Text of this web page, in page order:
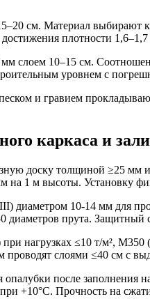
см. Материал
плотности 1,6–1,7
слоем 10–15 см.
уровнем с
и гравием
каркаса и
доску толщиной ≥25 мм
на 1 м высоты. Установку
диаметром 10-14 мм для
прута.
нагрузках ≤10 т/м²,
проводят слоями ≤40 см с
после заполнения
+10°С. Прочность на